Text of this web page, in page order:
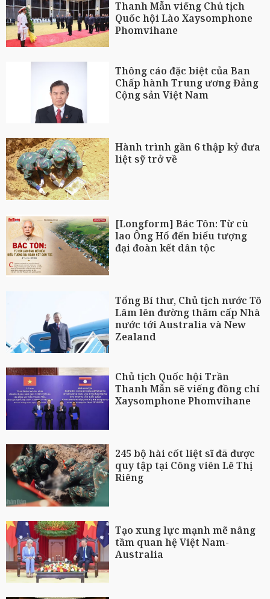
Thanh Mẫn viếng Chủ tịch
Quốc hội Lào Xaysomphone
Phomvihane
Thông cáo đặc biệt của Ban
Chấp hành Trung ương Đảng
Cộng sản Việt Nam
Hành trình gần 6 thập kỷ đưa
liệt sỹ trở về
[Longform] Bác Tôn: Từ cù
lao Ông Hổ đến biểu tượng
đại đoàn kết dân tộc
Tổng Bí thư, Chủ tịch nước Tô
Lâm lên đường thăm cấp Nhà
nước tới Australia và New
Zealand
Chủ tịch Quốc hội Trần
Thanh Mẫn sẽ viếng đồng chí
Xaysomphone Phomvihane
245 bộ hài cốt liệt sĩ đã được
quy tập tại Công viên Lê Thị
Riêng
Tạo xung lực mạnh mẽ nâng
tầm quan hệ Việt Nam-
Australia